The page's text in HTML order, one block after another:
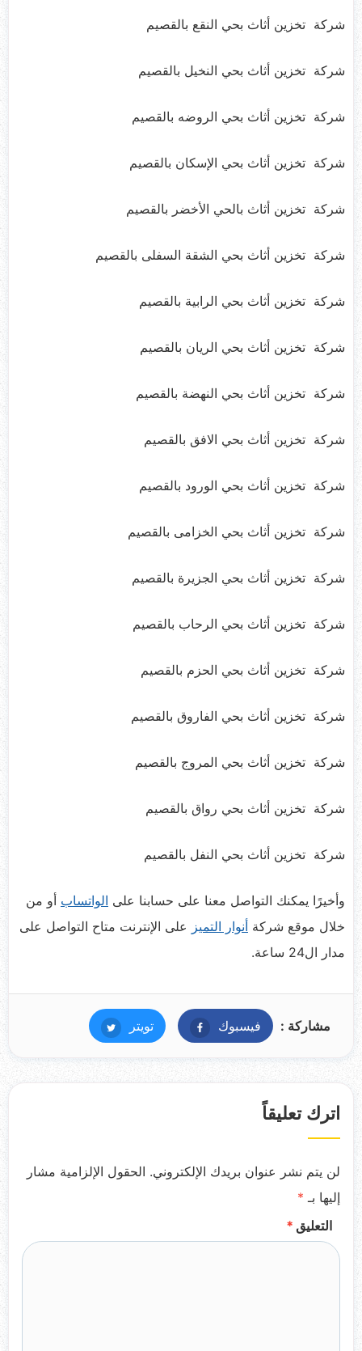
شركة تخزين أثاث بحي النقع بالقصيم
شركة تخزين أثاث بحي النخيل بالقصيم
شركة تخزين أثاث بحي الروضه بالقصيم
شركة تخزين أثاث بحي الإسكان بالقصيم
شركة تخزين أثاث بالحي الأخضر بالقصيم
شركة تخزين أثاث بحي الشقة السفلى بالقصيم
شركة تخزين أثاث بحي الرابية بالقصيم
شركة تخزين أثاث بحي الريان بالقصيم
شركة تخزين أثاث بحي النهضة بالقصيم
شركة تخزين أثاث بحي الافق بالقصيم
شركة تخزين أثاث بحي الورود بالقصيم
شركة تخزين أثاث بحي الخزامى بالقصيم
شركة تخزين أثاث بحي الجزيرة بالقصيم
شركة تخزين أثاث بحي الرحاب بالقصيم
شركة تخزين أثاث بحي الحزم بالقصيم
شركة تخزين أثاث بحي الفاروق بالقصيم
شركة تخزين أثاث بحي المروج بالقصيم
شركة تخزين أثاث بحي رواق بالقصيم
شركة تخزين أثاث بحي النفل بالقصيم
وأخيرًا يمكنك التواصل معنا على حسابنا على الواتساب أو من
خلال موقع شركة أنوار التميز على الإنترنت متاح التواصل على
مدار ال24 ساعة.
مشاركة : فيسبوك فيسبوكتويتر تويتر
اترك تعليقاً
لن يتم نشر عنوان بريدك الإلكتروني. الحقول الإلزامية مشار
إليها بـ *
التعليق *